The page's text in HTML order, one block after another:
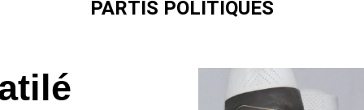
PARTIS POLITIQUES